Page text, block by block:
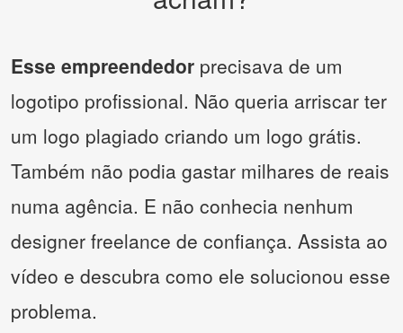
Esse empreendedor precisava de um
logotipo profissional. Não queria arriscar ter
um logo plagiado criando um logo grátis.
Também não podia gastar milhares de reais
numa agência. E não conhecia nenhum
designer freelance de confiança. Assista ao
vídeo e descubra como ele solucionou esse
problema.